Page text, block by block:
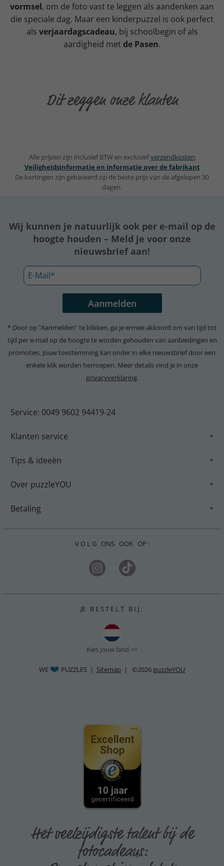
vormsel, om de foto vast te leggen als aandenken aan
die speciale dag. Maar een kinderpuzzel is ook perfect
als verjaardagscadeau, bij schoolbegin of als
aardigheid met de Pasen.
Dit zeggen onze klanten
Alle prijzen zijn inclusief BTW en exclusiefverzendkosten.
Veiligheidsinformatie en informatie over de fabrikant
De kortingen zijn gebaseerd op de beste prijs van de afgelopen 30
dagen.
Wij kunnen je natuurlijk ook per e-mail op de
hoogte houden – Meld je voor onze
nieuwsbrief aan!
* Door op "Aanmelden" te klikken, ga je ermee akkoord om van tijd tot
tijd per e-mail op de hoogte te worden gehouden van aanbiedingen en
promoties. Jouw toestemming kan onder in elke nieuwsbrief door een
enkele klik worden herroepen. Meer details vind je in onze
privacyverklaring.
Service: 0049 9602 94419-24
Klanten service
Tips & ideeën
Over puzzleYOU
Betaling
V O L G ONS OOK OP :
JE B E S T E L T B I J :
Kies jouw land >>
WE PUZZLES | Sitemap | ©2026 puzzleYOU
Het veelzijdigste talent bij de
fotocadeaus: